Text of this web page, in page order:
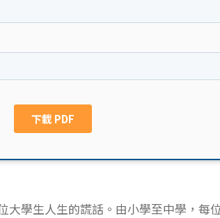
大學生人生的謊話。由小學至中學，每